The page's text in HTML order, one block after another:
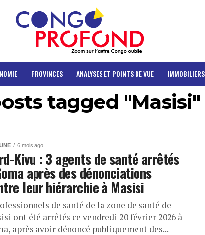
PROVINCES ANALYSES ET POINTS DE VUE IMMOBILIERS
tagged "Masisi"
6 mois ago
Kivu : 3 agents de santé arrêtés
après des dénonciations
leur hiérarchie à Masisi
de santé de la zone de santé de
ont été arrêtés ce vendredi 20 février 2026 à
après avoir dénoncé publiquement des...